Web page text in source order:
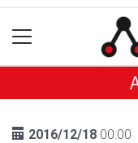
2016/12/18 00:00